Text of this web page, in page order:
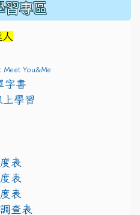
習專區
Meet You&Me
字書
上學習
表
表
表
查表